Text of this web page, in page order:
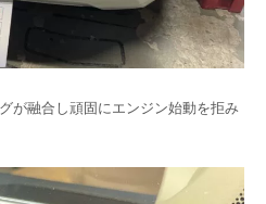
が融合し頑固にエンジン始動を拒み